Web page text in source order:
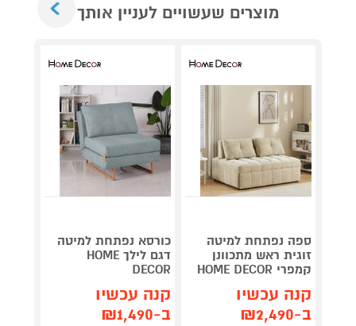
מוצרים שעשויים לעניין אותך
ספה נפתחת למיטה
זוגית ראש מתכוונן
קמפרי HOME DECOR
קנה עכשיו
ב-₪2,490
כורסא נפתחת למיטה
דגם לילך HOME
DECOR
קנה עכשיו
ב-₪1,490